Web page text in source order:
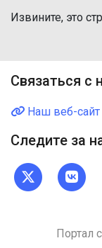
Извините, это
Связаться с
Наш веб-сайт
Следите за
Портал